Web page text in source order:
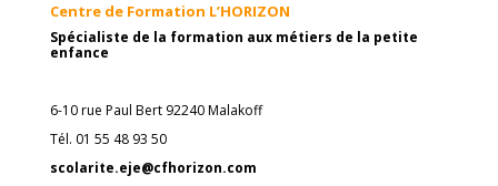
Centre de Formation L’HORIZON
Spécialiste de la formation aux métiers de la petite
enfance
6-10 rue Paul Bert 92240 Malakoff
Tél. 01 55 48 93 50
scolarite.eje@cfhorizon.com